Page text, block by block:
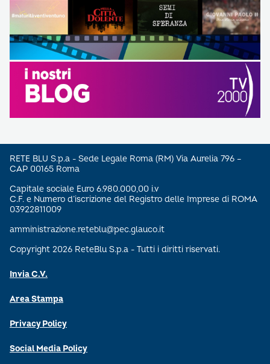
RETE BLU S.p.a - Sede Legale Roma (RM) Via Aurelia 796 –
CAP 00165 Roma
Capitale sociale Euro 6.980.000,00 i.v
C.F. e Numero d’iscrizione del Registro delle Imprese di ROMA
03922811009
amministrazione.reteblu@pec.glauco.it
Copyright 2026 ReteBlu S.p.a - Tutti i diritti riservati.
Invia C.V.
Area Stampa
Privacy Policy
Social Media Policy